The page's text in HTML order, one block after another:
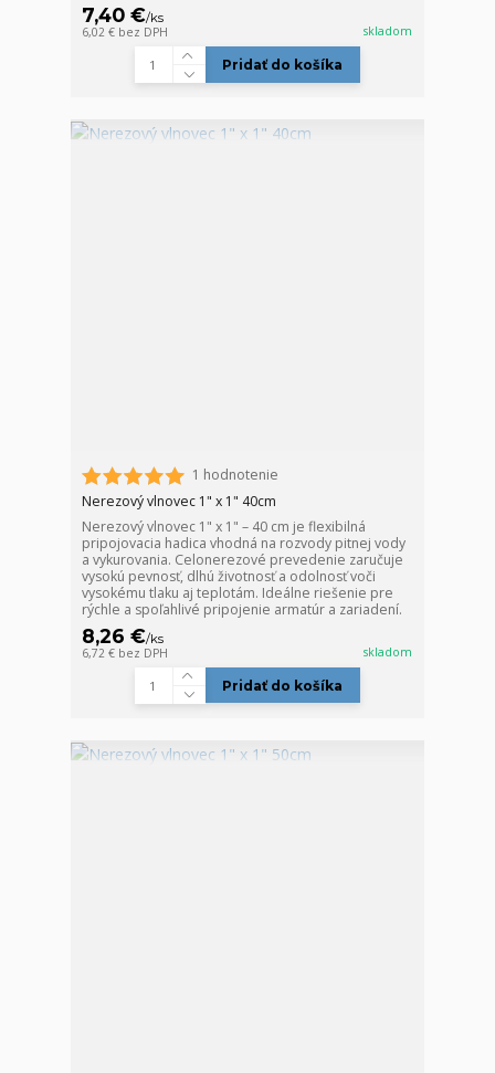
7,40 €/ks
6,02 € bez DPH skladom
Pridať do košíka
1 hodnotenie
Nerezový vlnovec 1" x 1" 40cm
Nerezový vlnovec 1" x 1" – 40 cm je flexibilná
pripojovacia hadica vhodná na rozvody pitnej vody
a vykurovania. Celonerezové prevedenie zaručuje
vysokú pevnosť, dlhú životnosť a odolnosť voči
vysokému tlaku aj teplotám. Ideálne riešenie pre
rýchle a spoľahlivé pripojenie armatúr a zariadení.
8,26 €/ks
6,72 € bez DPH skladom
Pridať do košíka